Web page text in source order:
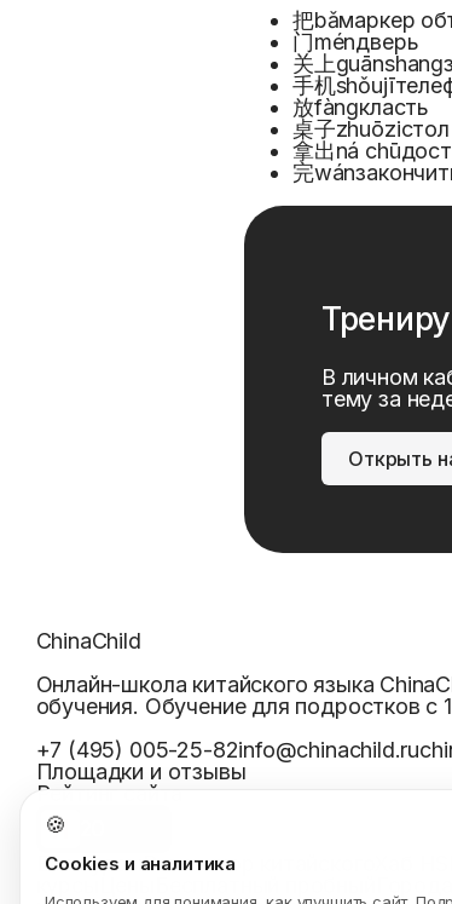
把bǎмаркер
门ménдверь
关上guānshang
手机shǒujī
放fàngкласть
桌子zhuōziстол
拿出ná chū
完wán
В личном
тему за
Открыть
ChinaChild
Онлайн-школа китайского языка
обучения. Обучение для подростков с
+7 (495) 005-25-82info@chinachild.ru
Площадки и отзывы
Рейтинг сайта
Я
Все курсыРепетитор китайского
🍪
Cookies и аналитика